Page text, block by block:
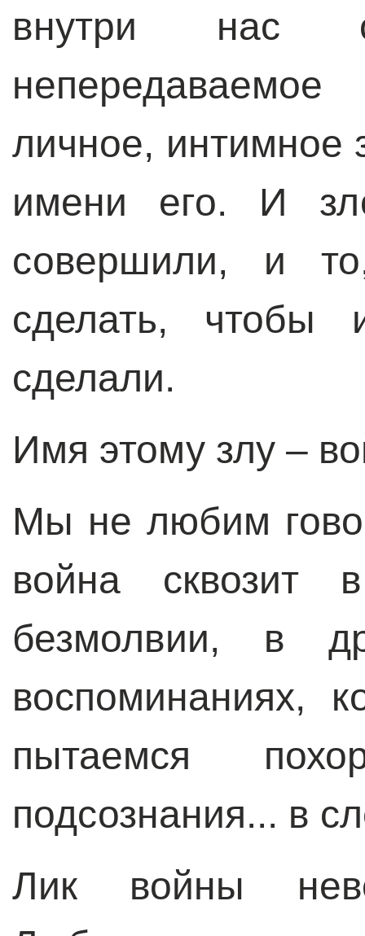
внутри нас
личное, интимное
имени его. И
совершили, и
сделать, чтобы
сделали.
Имя этому злу –
Мы не любим
война сквозит
безмолвии, в
воспоминаниях,
пытаемся
подсознания... в
Лик войны